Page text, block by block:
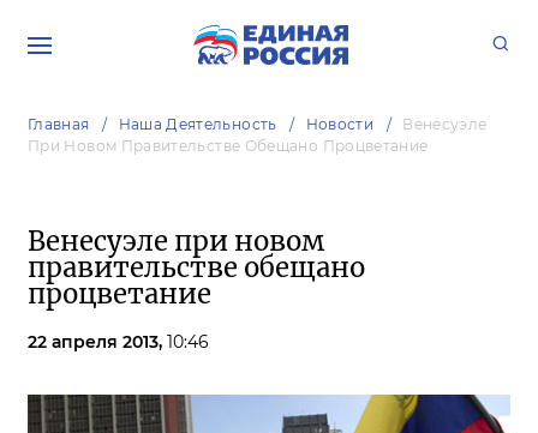
Главная Наша Деятельность Новости
Венесуэле
При Новом Правительстве Обещано Процветание
Венесуэле при новом
правительстве обещано
процветание
22 апреля 2013, 10:46